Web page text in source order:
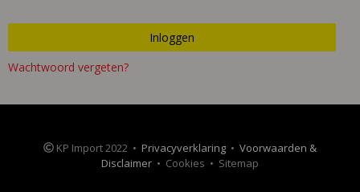
Wachtwoord vergeten?
KP Import 2022 • Privacyverklaring • Voorwaarden &
Disclaimer • Cookies • Sitemap